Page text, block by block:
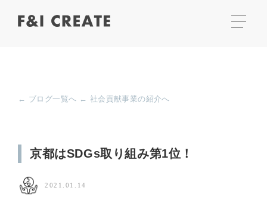
← ブログ一覧へ ← 社会貢献事業の紹介へ
京都はSDGs取り組み第1位！
2021.01.14